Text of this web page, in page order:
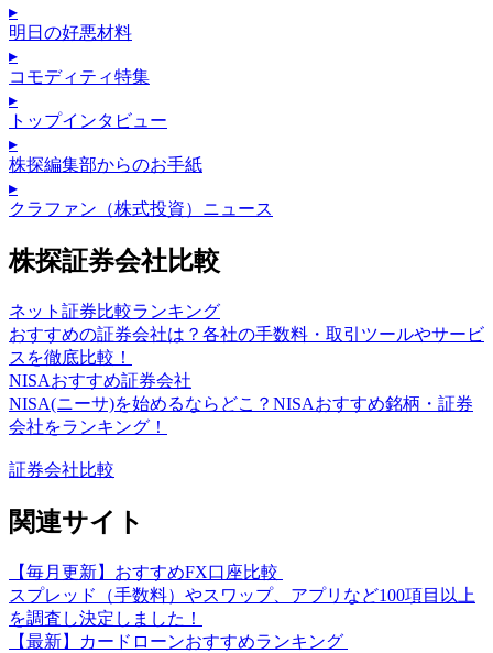
▸
明日の好悪材料
▸
コモディティ特集
▸
トップインタビュー
▸
株探編集部からのお手紙
▸
クラファン（株式投資）ニュース
株探証券会社比較
ネット証券比較ランキング
おすすめの証券会社は？各社の手数料・取引ツールやサービ
スを徹底比較！
NISAおすすめ証券会社
NISA(ニーサ)を始めるならどこ？NISAおすすめ銘柄・証券
会社をランキング！
証券会社比較
関連サイト
【毎月更新】おすすめFX口座比較
スプレッド（手数料）やスワップ、アプリなど100項目以上
を調査し決定しました！
【最新】カードローンおすすめランキング